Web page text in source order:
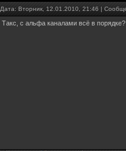
Дата: Вторник, 12.01.2010, 21:46 |
Такс, с альфа каналами всё в порядке?